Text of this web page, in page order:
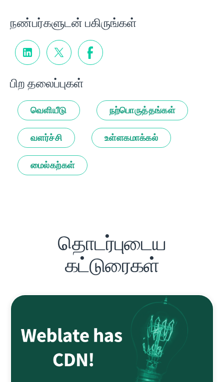
நண்பர்களுடன் பகிருங்கள்
பிற தலைப்புகள்
வெளியீடு நற்பொருத்தங்கள்
வளர்ச்சி உள்ளகமாக்கல்
மைல்கற்கள்
தொடர்புடைய
கட்டுரைகள்